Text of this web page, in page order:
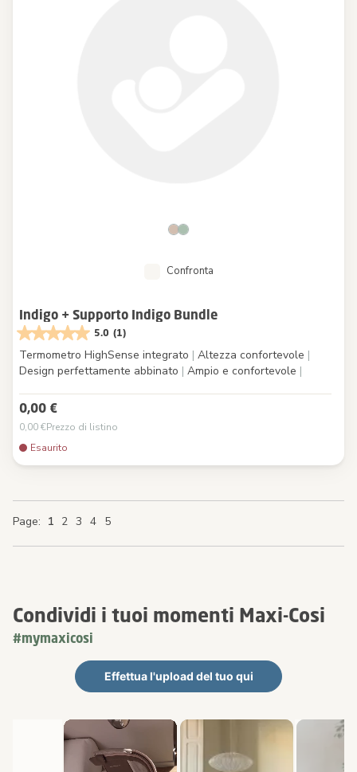
Confronta
Indigo + Supporto Indigo Bundle
5.0 (1)
Termometro HighSense integrato | Altezza confortevole |
Design perfettamente abbinato | Ampio e confortevole |
0,00 €
0,00 €Prezzo di listino
Esaurito
Page You're currently reading page
1 Page
2 Page
3 Page
4 Page
5
Condividi i tuoi momenti Maxi-Cosi
#mymaxicosi
Effettua l'upload del tuo qui
Carosello multimediale
Carosello con le foto dei prodotti. Usa i pulsanti previous